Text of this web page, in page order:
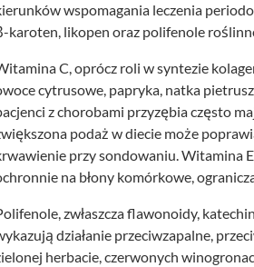
wspomagania leczenia
karoten, likopen oraz polifenole
C, oprócz roli w syntezie
cytrusowe, papryka, natka
z chorobami przyzębia często
podaż w diecie może
przy sondowaniu. Witamina
na błony komórkowe,
zwłaszcza flawonoidy,
działanie przeciwzapalne,
herbacie, czerwonych